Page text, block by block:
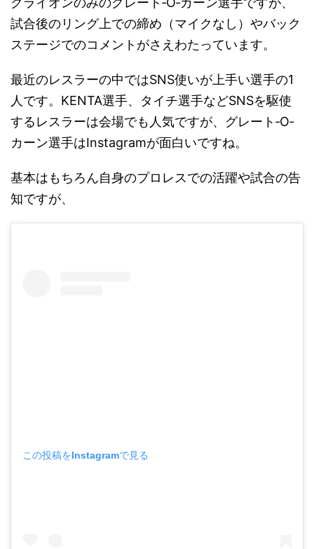
試合後のリング上での締め（マイクなし）やバック
ステージでのコメントがさえわたっています。
最近のレスラーの中ではSNS使いが上手い選手の1
人です。KENTA選手、タイチ選手などSNSを駆使
するレスラーは会場でも人気ですが、グレート‐O‐
カーン選手はInstagramが面白いですね。
基本はもちろん自身のプロレスでの活躍や試合の告
知ですが、
この投稿をInstagramで見る